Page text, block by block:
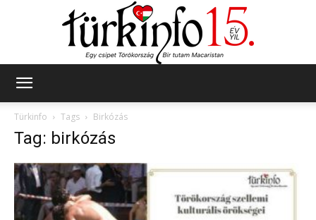
Türkinfo
Tags Birkózás
Tag: birkózás